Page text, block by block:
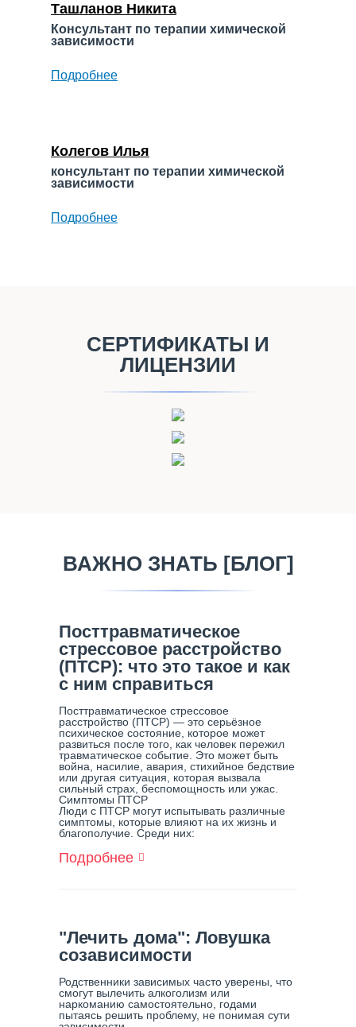
Ташланов Никита
Консультант по терапии химической
зависимости
Подробнее
Колегов Илья
консультант по терапии химической
зависимости
Подробнее
СЕРТИФИКАТЫ И
ЛИЦЕНЗИИ
ВАЖНО ЗНАТЬ [БЛОГ]
Посттравматическое
стрессовое расстройство
(ПТСР): что это такое и как
с ним справиться
Посттравматическое стрессовое
расстройство (ПТСР) — это серьёзное
психическое состояние, которое может
развиться после того, как человек пережил
травматическое событие. Это может быть
война, насилие, авария, стихийное бедствие
или другая ситуация, которая вызвала
сильный страх, беспомощность или ужас.
Симптомы ПТСР
Люди с ПТСР могут испытывать различные
симптомы, которые влияют на их жизнь и
благополучие. Среди них:
Подробнее О
Это
Такое
Как
С
Ним
"Лечить дома": Ловушка
созависимости
Родственники зависимых часто уверены, что
смогут вылечить алкоголизм или
наркоманию самостоятельно, годами
пытаясь решить проблему, не понимая сути